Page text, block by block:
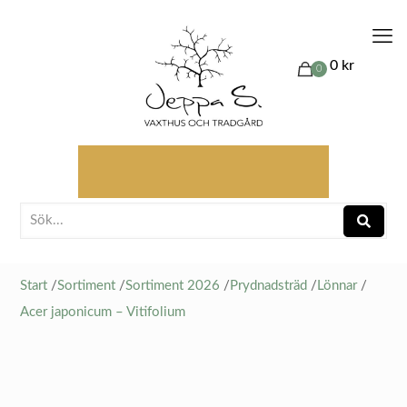
0 0 kr
Start /Sortiment /Sortiment 2026 / Prydnadsträd / Lönnar /
Acer japonicum – Vitifolium